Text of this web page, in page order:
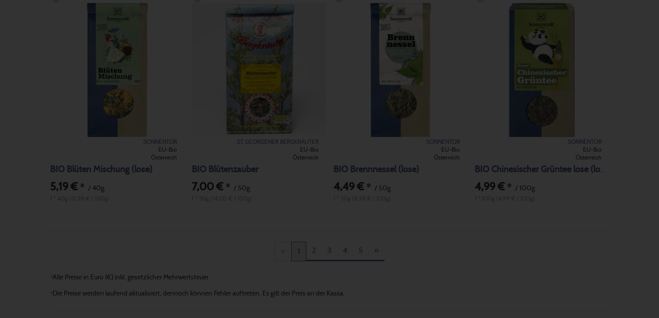
SONNENTOR
EU-Bio
Österreich
BIO Blüten Mischung (lose)
5,19 € * / 40g
ST. GEORGENER BERGKRÄUTER
EU-Bio
Österreich
BIO Blütenzauber
7,00 €* / 50g
SONNENTOR
EU-Bio
Österreich
BIO Brennnessel (lose)
4,49 €* / 50g
SONNENTOR
EU-Bio
Österreich
4,99 € * / 100g
1 2 3 4 5 »
*Alle Preise in Euro (€) inkl. gesetzlicher Mehrwertsteuer
* Die Preise werden laufend aktualisiert, dennoch können Fehler auftreten. Es gilt der Preis an der Kassa.